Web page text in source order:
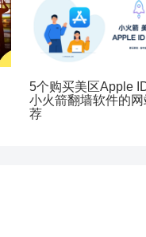
5个购买美区Apple
小火箭翻墙软件的网
荐